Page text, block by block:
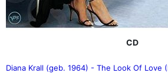
CD
Diana Krall (geb. 1964) - The Look Of Love